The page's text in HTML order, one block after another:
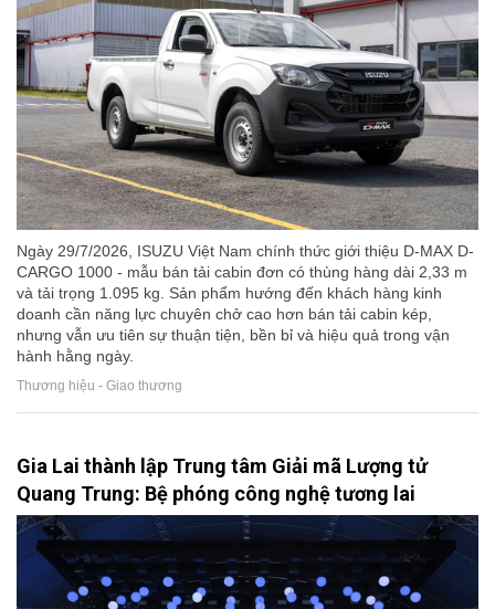
Ngày 29/7/2026, ISUZU Việt Nam chính thức giới thiệu D-MAX D-
CARGO 1000 - mẫu bán tải cabin đơn có thùng hàng dài 2,33 m
và tải trọng 1.095 kg. Sản phẩm hướng đến khách hàng kinh
doanh cần năng lực chuyên chở cao hơn bán tải cabin kép,
nhưng vẫn ưu tiên sự thuận tiện, bền bỉ và hiệu quả trong vận
hành hằng ngày.
Thương hiệu - Giao thương
Gia Lai thành lập Trung tâm Giải mã Lượng tử
Quang Trung: Bệ phóng công nghệ tương lai